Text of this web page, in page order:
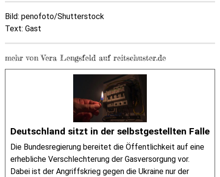
Bild: penofoto/Shutterstock
Text: Gast
mehr von Vera Lengsfeld auf reitschuster.de
Deutschland sitzt in der selbstgestellten Falle
Die Bundesregierung bereitet die Öffentlichkeit auf eine
erhebliche Verschlechterung der Gasversorgung vor.
Dabei ist der Angriffskrieg gegen die Ukraine nur der